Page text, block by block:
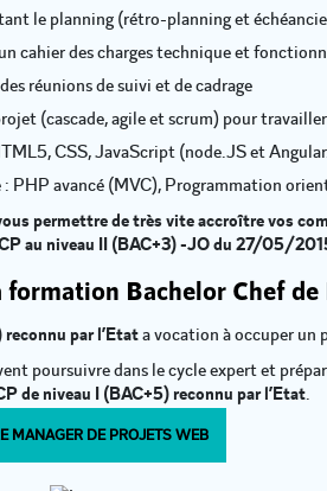
le planning (rétro-planning et
cahier des charges technique et
réunions de suivi et de cadrage
(cascade, agile et scrum) pour
CSS, JavaScript (node.JS et
PHP avancé (MVC), Programmation
permettre de très vite accroître vos
au niveau II (BAC+3) -JO du 27/05/
formation Bachelor Chef
par l’Etata vocation à occuper un
poursuivre dans le cycle expert et
de niveau I (BAC+5) reconnu par l’Etat.
MANAGER DE PROJETS WEB